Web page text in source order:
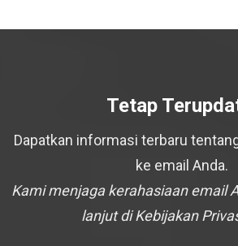
Tetap
Dapatkan informasi terbaru
ke email Anda.
Kami menjaga kerahasiaan email
lanjut di Kebijakan